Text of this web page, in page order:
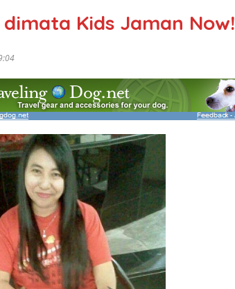
Kids Jaman Now!